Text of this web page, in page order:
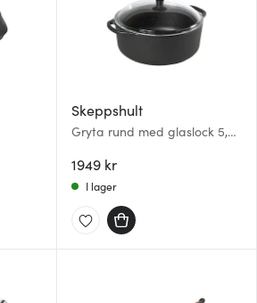
Skeppshult
Gryta rund med glaslock 5,5
1949 kr
I lager